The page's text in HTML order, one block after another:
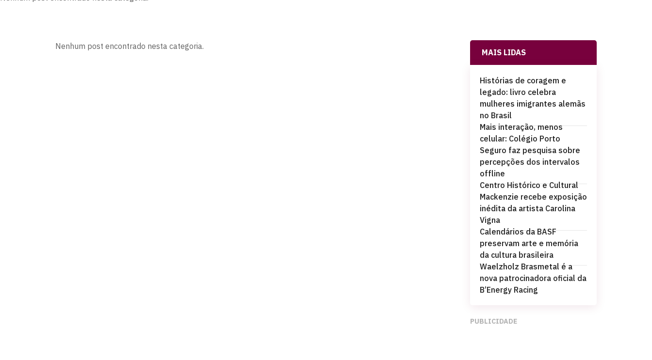
Nenhum post encontrado nesta categoria.
MAIS LIDAS
Histórias de coragem e
legado: livro celebra
mulheres imigrantes alemãs
no Brasil
Mais interação, menos
celular: Colégio Porto
Seguro faz pesquisa sobre
percepções dos intervalos
offline
Centro Histórico e Cultural
Mackenzie recebe exposição
inédita da artista Carolina
Vigna
Calendários da BASF
preservam arte e memória
da cultura brasileira
Waelzholz Brasmetal é a
nova patrocinadora oficial da
B’Energy Racing
PUBLICIDADE